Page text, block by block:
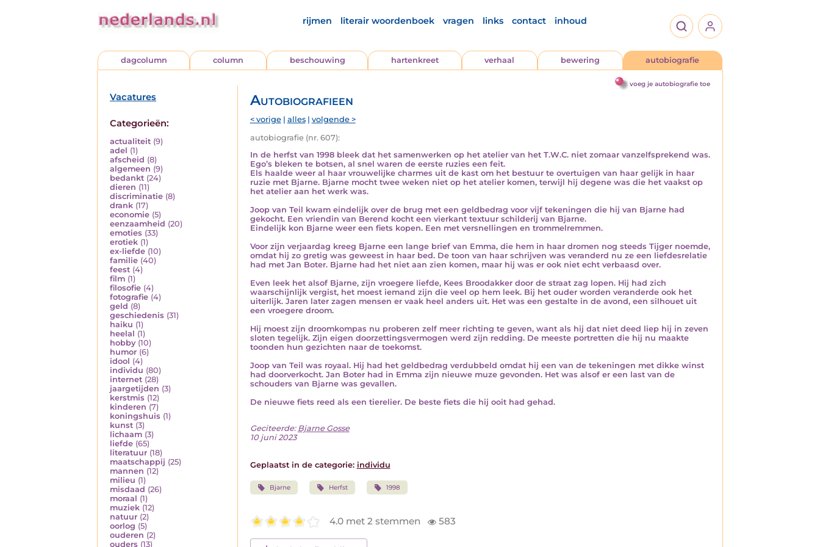
rijmen literair woordenboek vragen links contact inhoud
dagcolumn column beschouwing hartenkreet verhaal bewering autobiografie
voeg je autobiografie toe
Vacatures
Categorieën:
actualiteit (9)
adel (1)
afscheid (8)
algemeen (9)
bedankt (24)
dieren (11)
discriminatie (8)
drank (17)
economie (5)
eenzaamheid (20)
emoties (33)
erotiek (1)
ex-liefde (10)
familie (40)
feest (4)
film (1)
filosofie (4)
fotografie (4)
geld (8)
geschiedenis (31)
haiku (1)
heelal (1)
hobby (10)
humor (6)
idool (4)
individu (80)
internet (28)
jaargetijden (3)
kerstmis (12)
kinderen (7)
koningshuis (1)
kunst (3)
lichaam (3)
liefde (65)
literatuur (18)
maatschappij (25)
mannen (12)
milieu (1)
misdaad (26)
moraal (1)
muziek (12)
natuur (2)
oorlog (5)
ouderen (2)
ouders (13)
Autobiografieen
< vorige| alles| volgende >
autobiografie (nr. 607):
In de herfst van 1998 bleek dat het samenwerken op het atelier van het T.W.C. niet zomaar vanzelfsprekend was.
Ego’s bleken te botsen, al snel waren de eerste ruzies een feit.
Els haalde weer al haar vrouwelijke charmes uit de kast om het bestuur te overtuigen van haar gelijk in haar
ruzie met Bjarne. Bjarne mocht twee weken niet op het atelier komen, terwijl hij degene was die het vaakst op
het atelier aan het werk was.
Joop van Teil kwam eindelijk over de brug met een geldbedrag voor vijf tekeningen die hij van Bjarne had
gekocht. Een vriendin van Berend kocht een vierkant textuur schilderij van Bjarne.
Eindelijk kon Bjarne weer een fiets kopen. Een met versnellingen en trommelremmen.
Voor zijn verjaardag kreeg Bjarne een lange brief van Emma, die hem in haar dromen nog steeds Tijger noemde,
omdat hij zo gretig was geweest in haar bed. De toon van haar schrijven was veranderd nu ze een liefdesrelatie
had met Jan Boter. Bjarne had het niet aan zien komen, maar hij was er ook niet echt verbaasd over.
Even leek het alsof Bjarne, zijn vroegere liefde, Kees Broodakker door de straat zag lopen. Hij had zich
waarschijnlijk vergist, het moest iemand zijn die veel op hem leek. Bij het ouder worden veranderde ook het
uiterlijk. Jaren later zagen mensen er vaak heel anders uit. Het was een gestalte in de avond, een silhouet uit
een vroegere droom.
Hij moest zijn droomkompas nu proberen zelf meer richting te geven, want als hij dat niet deed liep hij in zeven
sloten tegelijk. Zijn eigen doorzettingsvermogen werd zijn redding. De meeste portretten die hij nu maakte
toonden hun gezichten naar de toekomst.
Joop van Teil was royaal. Hij had het geldbedrag verdubbeld omdat hij een van de tekeningen met dikke winst
had doorverkocht. Jan Boter had in Emma zijn nieuwe muze gevonden. Het was alsof er een last van de
schouders van Bjarne was gevallen.
De nieuwe fiets reed als een tierelier. De beste fiets die hij ooit had gehad.
Geciteerde: Bjarne Gosse
10 juni 2023
Geplaatst in de categorie: individu
Bjarne Herfst 1998
4.0 met 2 stemmen 583